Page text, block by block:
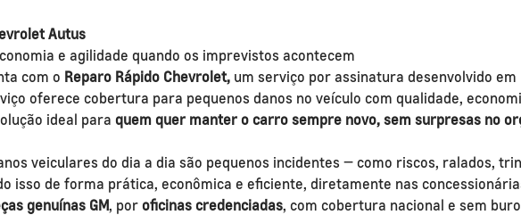
Autus
e agilidade quando os imprevistos acontecem
com o Reparo Rápido Chevrolet,um serviço por assinatura desenvolvido
oferece cobertura para pequenos danos no veículo com qualidade,
ideal para quem quer manter o carro sempre novo, sem surpresas no
veiculares do dia a dia são pequenos incidentes — como riscos, ralados,
isso de forma prática, econômica e eficiente, diretamente nas
genuínas GM, por oficinas credenciadas, com cobertura nacional e sem